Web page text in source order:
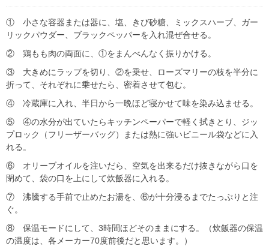
① 小さな容器または器に、塩、きび砂糖、ミックスハーブ、ガー
リックパウダー、ブラックペッパーを入れ混ぜ合せる。
② 鶏もも肉の両面に、①をまんべんなく振りかける。
③ 大きめにラップを切り、②を乗せ、ローズマリーの枝を半分に
折って、それぞれに乗せたら、密着させて包む。
④ 冷蔵庫に入れ、半日から一晩ほど寝かせて味を染み込ませる。
⑤ ④の水分が出ていたらキッチンペーパーで軽く拭きとり、ジッ
プロック（フリーザーバッグ）または熱に強いビニール袋などに入
れる。
⑥ オリーブオイルを注いだら、空気を出来るだけ抜きながら口を
閉めて、袋の口を上にして炊飯器に入れる。
⑦ 沸騰する手前で止めたお湯を、⑥が十分浸るまでたっぷりと注
ぐ。
⑧ 保温モードにして、3時間ほどそのままにする。（炊飯器の保温
の温度は、各メーカー70度前後だと思います。）